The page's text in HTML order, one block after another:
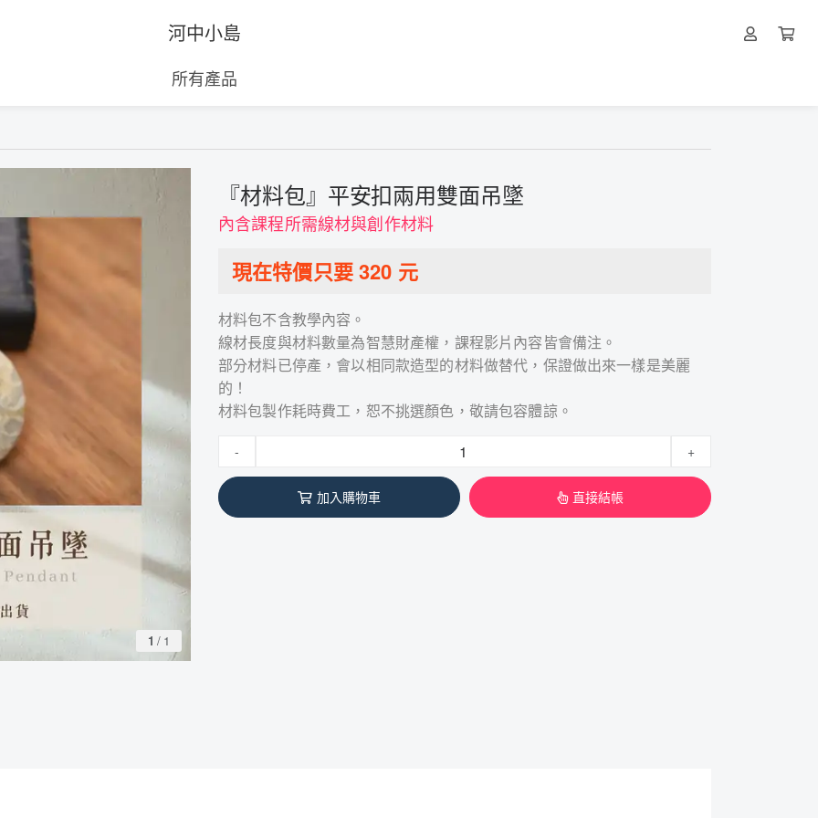
河中小島
所有產品
1 / 1
『材料包』平安扣兩用雙面吊墜
內含課程所需線材與創作材料
現在特價只要320 元
材料包不含教學內容。
線材長度與材料數量為智慧財產權，課程影片內容皆會備注。
部分材料已停產，會以相同款造型的材料做替代，保證做出來一樣是美麗
的！
材料包製作耗時費工，恕不挑選顏色，敬請包容體諒。
- +
加入購物車 直接結帳